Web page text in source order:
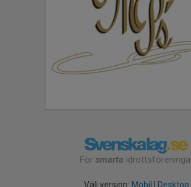
För smarta
Välj version: Mobil Desktop